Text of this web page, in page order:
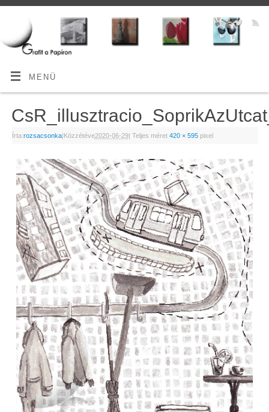
MENÜ
Írta:rozsacsonka|Közzétéve2020-06-29| Teljes méret 420 × 595pixel